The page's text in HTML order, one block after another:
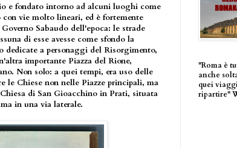
e fondato intorno ad alcuni luoghi come
vie molto lineari, ed è fortemente
Sabaudo dell'epoca: le strade
di esse avesse come sfondo la
a personaggi del Risorgimento,
importante Piazza del Rione,
Non solo: a quei tempi, era uso delle
le Chiese non nelle Piazze principali, ma
di San Gioacchino in Prati, situata
in una via laterale.
"Roma è
anche
quei
ripartire"